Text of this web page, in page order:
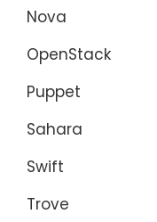
Nova
OpenStack
Puppet
Sahara
Swift
Trove